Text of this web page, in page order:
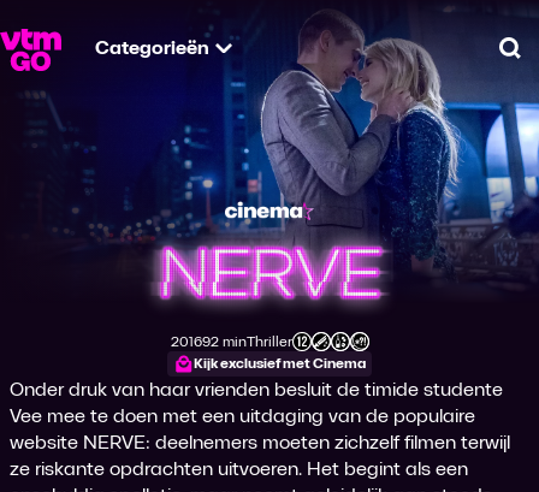
Categorieën
Nerve
Productiejaar
2016
Tijdsduur
92 min
Genre
Thriller
Leeftijdsclassificatie
Kijk exclusief met Cinema
Onder druk van haar vrienden besluit de timide studente
Vee mee te doen met een uitdaging van de populaire
website NERVE: deelnemers moeten zichzelf filmen terwijl
ze riskante opdrachten uitvoeren. Het begint als een